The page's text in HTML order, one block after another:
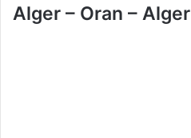
Alger – Oran – Alger